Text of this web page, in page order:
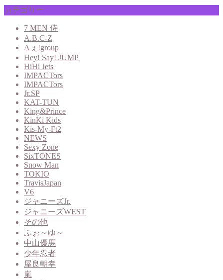
カテゴリー
7 MEN 侍
A.B.C-Z
Aぇ!group
Hey! Say! JUMP
HiHi Jets
IMPACTors
IMPACTors
Jr.SP
KAT-TUN
King&Prince
KinKi Kids
Kis-My-Ft2
NEWS
Sexy Zone
SixTONES
Snow Man
TOKIO
TravisJapan
V6
ジャニーズJr.
ジャニーズWEST
その他
ふぉ～ゆ～
中山優馬
少年忍者
屋良朝幸
嵐